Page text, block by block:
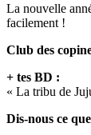
La nouvelle
facilement !
Club des
+ tes BD :
« La tribu de
Dis-nous ce